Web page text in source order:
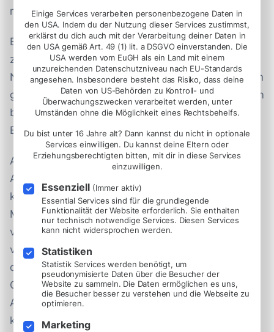
nicht).
Eine gute Software macht es deinem Team leicht,
zusammenzuarbeiten. Wenn dein Team keine
Notizen auf Klebezetteln macht, kann nichts verloren
gehen. Und es macht es einfach, das gesamte Team
bei der Einstellung eines neuen Mitarbeiters mit ins
Boot zu holen.
Aber ein Bewerber-Management-Tool ist nur der
Anfang eines großartigen Einstellungsprozesses. Du
kannst es mit einer Assessment Suite, einer
Matching-Technologie, Recruiting-Chatbots und
vielem mehr erweitern. Durch den Einsatz dieser
verschiedenen Technologien und Software kannst
du den Zeitaufwand deines Teams für die
Organisation, das Versenden von E-Mails oder die
Auswertung von Beurteilungen reduzieren und so in
kürzerer Zeit mehr erreichen.
Einige Services verarbeiten personenbezogene Daten in
den USA. Indem du der Nutzung dieser Services zustimmst,
erklärst du dich auch mit der Verarbeitung deiner Daten in
den USA gemäß Art. 49 (1) lit. a DSGVO einverstanden. Die
USA werden vom EuGH als ein Land mit einem
unzureichenden Datenschutzniveau nach EU-Standards
angesehen. Insbesondere besteht das Risiko, dass deine
Daten von US-Behörden zu Kontroll- und
Überwachungszwecken verarbeitet werden, unter
Umständen ohne die Möglichkeit eines Rechtsbehelfs.
Du bist unter 16 Jahre alt? Dann kannst du nicht in optionale
Services einwilligen. Du kannst deine Eltern oder
Erziehungsberechtigten bitten, mit dir in diese Services
einzuwilligen.
Essenziell (Immer aktiv)
Essential Services sind für die grundlegende
Funktionalität der Website erforderlich. Sie enthalten
nur technisch notwendige Services. Diesen Services
kann nicht widersprochen werden.
Statistiken
Statistik Services werden benötigt, um
pseudonymisierte Daten über die Besucher der
Website zu sammeln. Die Daten ermöglichen es uns,
die Besucher besser zu verstehen und die Webseite zu
optimieren.
Marketing